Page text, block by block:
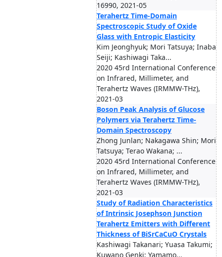
16990, 2021-05
Terahertz Time-Domain
Spectroscopic Study of Oxide
Glass with Entropic Elasticity
Kim Jeonghyuk; Mori Tatsuya; Inaba
Seiji; Kashiwagi Taka...
2020 45rd International Conference
on Infrared, Millimeter, and
Terahertz Waves (IRMMW-THz),
2021-03
Boson Peak Analysis of Glucose
Polymers via Terahertz Time-
Domain Spectroscopy
Zhong Junlan; Nakagawa Shin; Mori
Tatsuya; Terao Wakana; ...
2020 45rd International Conference
on Infrared, Millimeter, and
Terahertz Waves (IRMMW-THz),
2021-03
Study of Radiation Characteristics
of Intrinsic Josephson Junction
Terahertz Emitters with Different
Thickness of BiSrCaCuO Crystals
Kashiwagi Takanari; Yuasa Takumi;
Kuwano Genki; Yamamo...